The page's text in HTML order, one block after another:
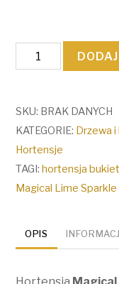
ilość
Hortensja
'Magical
Lime
Sparkle'
na
pniu
SKU: BRAK DANYCH
KATEGORIE: Drzewa
Hortensje
TAGI:hortensja
Magical Lime Sparkle
OPIS